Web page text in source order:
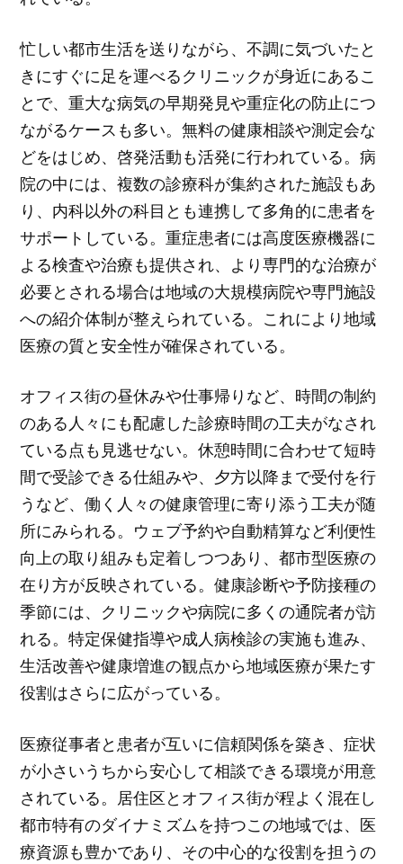
忙しい都市生活を送りながら、不調に気づいたと
きにすぐに足を運べるクリニックが身近にあるこ
とで、重大な病気の早期発見や重症化の防止につ
ながるケースも多い。無料の健康相談や測定会な
どをはじめ、啓発活動も活発に行われている。病
院の中には、複数の診療科が集約された施設もあ
り、内科以外の科目とも連携して多角的に患者を
サポートしている。重症患者には高度医療機器に
よる検査や治療も提供され、より専門的な治療が
必要とされる場合は地域の大規模病院や専門施設
への紹介体制が整えられている。これにより地域
医療の質と安全性が確保されている。
オフィス街の昼休みや仕事帰りなど、時間の制約
のある人々にも配慮した診療時間の工夫がなされ
ている点も見逃せない。休憩時間に合わせて短時
間で受診できる仕組みや、夕方以降まで受付を行
うなど、働く人々の健康管理に寄り添う工夫が随
所にみられる。ウェブ予約や自動精算など利便性
向上の取り組みも定着しつつあり、都市型医療の
在り方が反映されている。健康診断や予防接種の
季節には、クリニックや病院に多くの通院者が訪
れる。特定保健指導や成人病検診の実施も進み、
生活改善や健康増進の観点から地域医療が果たす
役割はさらに広がっている。
医療従事者と患者が互いに信頼関係を築き、症状
が小さいうちから安心して相談できる環境が用意
されている。居住区とオフィス街が程よく混在し
都市特有のダイナミズムを持つこの地域では、医
療資源も豊かであり、その中心的な役割を担うの